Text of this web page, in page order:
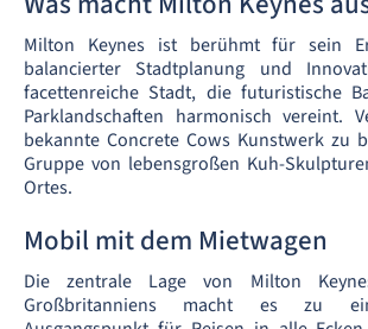
Milton Keynes ist berühmt für sein
balancierter Stadtplanung und
facettenreiche Stadt, die futuristische
Parklandschaften harmonisch vereint.
bekannte Concrete Cows Kunstwerk zu
Gruppe von lebensgroßen Kuh-
Ortes.
Mobil mit dem Mietwagen
Die zentrale Lage von Milton
Großbritanniens macht es zu